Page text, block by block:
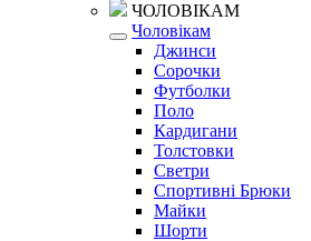
ЧОЛОВІКАМ
Чоловікам
Джинси
Сорочки
Футболки
Поло
Кардигани
Толстовки
Светри
Спортивні Брюки
Майки
Шорти